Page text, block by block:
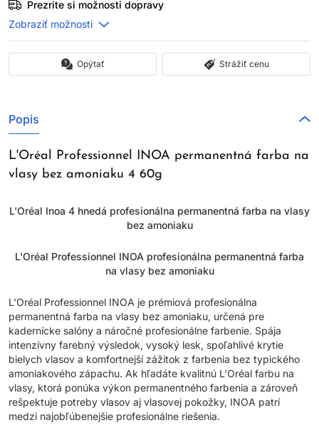
Prezrite si možnosti dopravy
Opýtať Strážiť cenu
Popis
L'Oréal Professionnel INOA permanentná farba na
vlasy bez amoniaku 4 60g
L'Oréal Inoa 4 hnedá profesionálna permanentná farba na vlasy
bez amoniaku
L'Oréal Professionnel INOA profesionálna permanentná farba
na vlasy bez amoniaku
L'Oréal Professionnel INOA je prémiová profesionálna
permanentná farba na vlasy bez amoniaku, určená pre
kadernícke salóny a náročné profesionálne farbenie. Spája
intenzívny farebný výsledok, vysoký lesk, spoľahlivé krytie
bielych vlasov a komfortnejší zážitok z farbenia bez typického
amoniakového zápachu. Ak hľadáte kvalitnú L'Oréal farbu na
vlasy, ktorá ponúka výkon permanentného farbenia a zároveň
rešpektuje potreby vlasov aj vlasovej pokožky, INOA patrí
medzi najobľúbenejšie profesionálne riešenia.